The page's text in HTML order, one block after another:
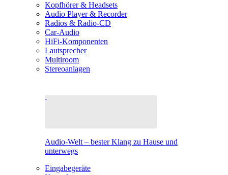
Kopfhörer & Headsets
Audio Player & Recorder
Radios & Radio-CD
Car-Audio
HiFi-Komponenten
Lautsprecher
Multiroom
Stereoanlagen
Audio-Welt – bester Klang zu Hause und
unterwegs
Eingabegeräte